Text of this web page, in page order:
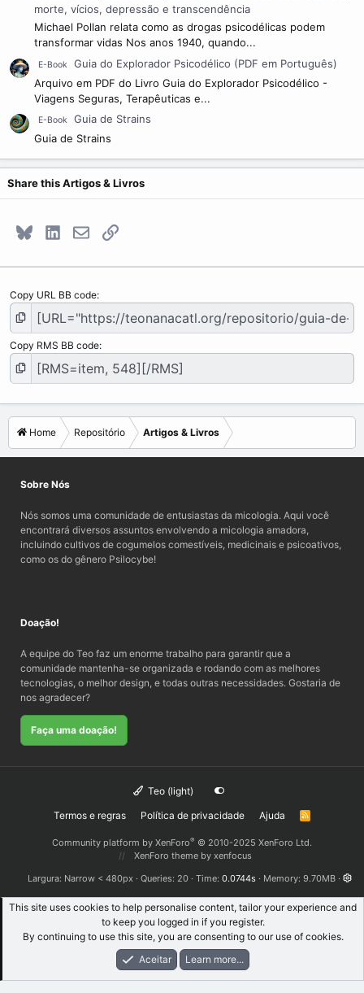
morte, vícios, depressão e transcendência
Michael Pollan relata como as drogas psicodélicas podem
transformar vidas Nos anos 1940, quando...
E-Book
Guia do Explorador Psicodélico (PDF em Português)
Arquivo em PDF do Livro Guia do Explorador Psicodélico -
Viagens Seguras, Terapêuticas e...
E-Book
Guia de Strains
Guia de Strains
Share this Artigos & Livros
Bluesky LinkedInE-mailLink
Copy URL BB code
Copy RMS BB code
Home Repositório Artigos & Livros
Sobre Nós
Nós somos uma comunidade de entusiastas da micologia. Aqui você
encontrará diversos assuntos envolvendo a micologia amadora,
incluindo cultivos de cogumelos comestíveis, medicinais e psicoativos,
como os do gênero Psilocybe!
Doação!
A equipe do Teo faz um enorme trabalho para garantir que a
comunidade mantenha-se organizada e rodando com as melhores
tecnologias, o melhor design, e todas outras necessidades. Gostaria de
nos agradecer?
Faça uma doação!
Teo (light)
Termos e regras
Política de privacidade Ajuda
R
Community platform by XenForo® © 2010-2025 XenForo Ltd.
XenForo theme by xenfocus
Largura
Queries 20 Time 0.0744s Memory 9.70MB
This site uses cookies to help personalise content, tailor your experience and
to keep you logged in if you register.
By continuing to use this site, you are consenting to our use of cookies.
Aceitar
Learn more...